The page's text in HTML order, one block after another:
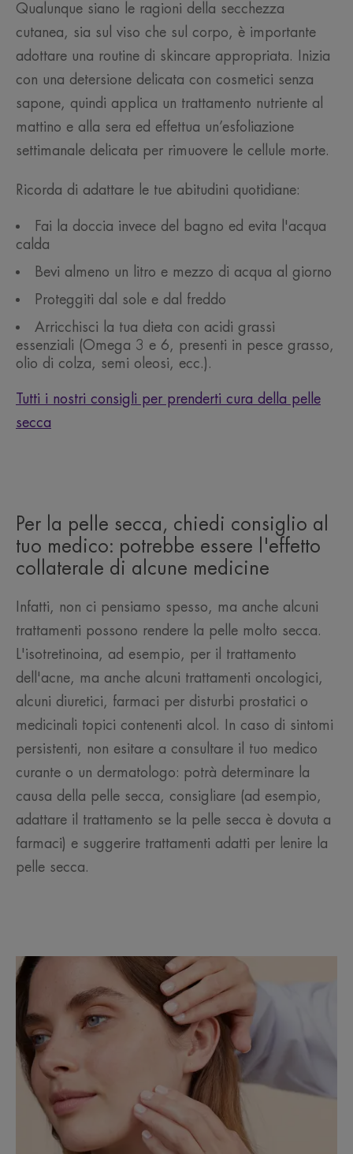
Qualunque siano le ragioni della secchezza
cutanea, sia sul viso che sul corpo, è importante
adottare una routine di skincare appropriata. Inizia
con una detersione delicata con cosmetici senza
sapone, quindi applica un trattamento nutriente al
mattino e alla sera ed effettua un’esfoliazione
settimanale delicata per rimuovere le cellule morte.
Ricorda di adattare le tue abitudini quotidiane:
Fai la doccia invece del bagno ed evita l'acqua
calda
Bevi almeno un litro e mezzo di acqua al giorno
Proteggiti dal sole e dal freddo
Arricchisci la tua dieta con acidi grassi
essenziali (Omega 3 e 6, presenti in pesce grasso,
olio di colza, semi oleosi, ecc.).
Tutti i nostri consigli per prenderti cura della pelle
secca
Per la pelle secca, chiedi consiglio al
tuo medico: potrebbe essere l'effetto
collaterale di alcune medicine
Infatti, non ci pensiamo spesso, ma anche alcuni
trattamenti possono rendere la pelle molto secca.
L'isotretinoina, ad esempio, per il trattamento
dell'acne, ma anche alcuni trattamenti oncologici,
alcuni diuretici, farmaci per disturbi prostatici o
medicinali topici contenenti alcol. In caso di sintomi
persistenti, non esitare a consultare il tuo medico
curante o un dermatologo: potrà determinare la
causa della pelle secca, consigliare (ad esempio,
adattare il trattamento se la pelle secca è dovuta a
farmaci) e suggerire trattamenti adatti per lenire la
pelle secca.